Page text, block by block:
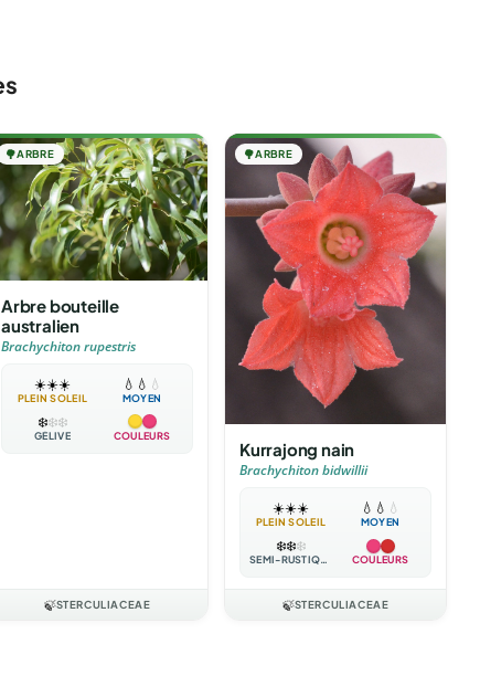
🌳ARBRE
Arbre bouteille
australien
Brachychiton rupestris
☀️☀️☀️
PLEIN SOLEIL
💧 💧 💧
MOYEN
❄️❄️❄️
GÉLIVE COULEURS
🍃STERCULIACEAE
🌳ARBRE
Kurrajong nain
Brachychiton bidwillii
☀️☀️☀️
PLEIN SOLEIL
💧 💧 💧
MOYEN
❄️❄️❄️
SEMI-RUSTIQUE COULEURS
🍃STERCULIACEAE